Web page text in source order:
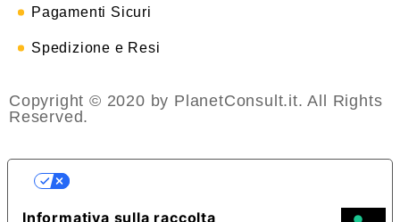
Pagamenti Sicuri
Spedizione e Resi
Copyright © 2020 by PlanetConsult.it. All Rights
Reserved.
Informativa sulla raccolta